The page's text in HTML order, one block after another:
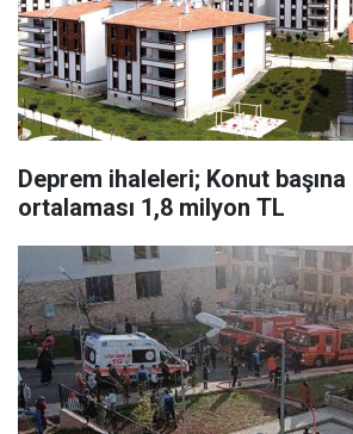
Deprem ihaleleri; Konut
ortalaması 1,8 milyon TL